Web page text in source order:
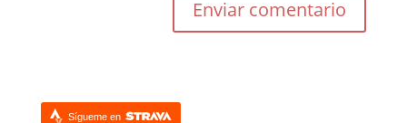
Sígueme en